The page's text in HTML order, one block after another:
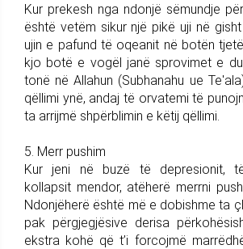
Kur prekesh nga ndonjë sëmundje
është vetëm sikur një pikë uji në
ujin e pafund të oqeanit në botën
kjo botë e vogël janë sprovimet e
tonë në Allahun (Subhanahu ue
qëllimi ynë, andaj të orvatemi të
ta arrijmë shpërblimin e këtij qëllimi.
5. Merr pushim
Kur jeni në buzë të depresionit,
kollapsit mendor, atëherë merrni
Ndonjëherë është më e dobishme ta
pak përgjegjësive derisa
ekstra kohë që t’i forcojmë